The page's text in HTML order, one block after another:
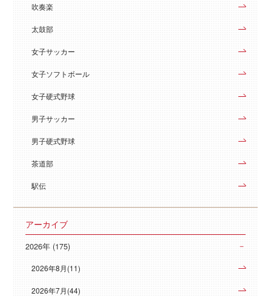
吹奏楽
太鼓部
女子サッカー
女子ソフトボール
女子硬式野球
男子サッカー
男子硬式野球
茶道部
駅伝
アーカイブ
2026年 (175)
2026年8月(11)
2026年7月(44)